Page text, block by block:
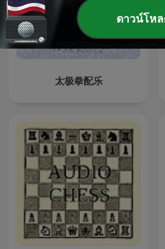
太极拳配乐
ดาวน์โห